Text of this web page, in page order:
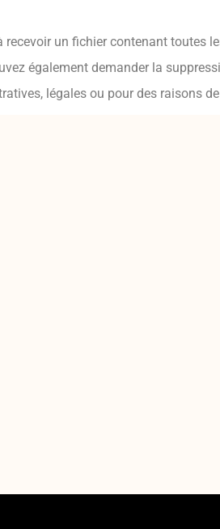
un fichier contenant toutes
également demander la
légales ou pour des raisons